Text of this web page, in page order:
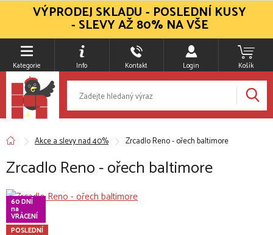
Kategorie Info Kontakt Login Košík
Akce a slevy nad 40% Zrcadlo Reno - ořech baltimore
Zrcadlo Reno - ořech baltimore
60 DNÍ
na
VRÁCENÍ
POSLEDNÍ
VÝPRODEJ SKLADU - POSLEDNÍ KUSY
- SLEVY AŽ 80% NA VŠE